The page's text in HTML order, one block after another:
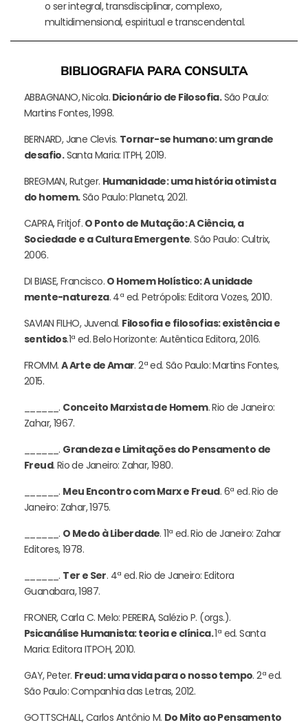
o ser integral, transdisciplinar, complexo,
multidimensional, espiritual e transcendental.
BIBLIOGRAFIA PARA CONSULTA
ABBAGNANO, Nicola. Dicionário de Filosofia.São Paulo:
Martins Fontes, 1998.
BERNARD, Jane Clevis. Tornar-se humano: um grande
desafio.Santa Maria: ITPH, 2019.
BREGMAN, Rutger. Humanidade: uma história otimista
do homem.São Paulo: Planeta, 2021.
CAPRA, Fritjof. O Ponto de Mutação: A Ciência, a
Sociedade e a Cultura Emergente. São Paulo: Cultrix,
2006.
DI BIASE, Francisco. O Homem Holístico: A unidade
mente-natureza. 4ª ed. Petrópolis: Editora Vozes, 2010.
SAVIAN FILHO, Juvenal. Filosofia e filosofias: existência e
sentidos.1ª ed. Belo Horizonte: Autêntica Editora, 2016.
FROMM. A Arte de Amar. 2ª ed. São Paulo: Martins Fontes,
2015.
______. Conceito Marxista de Homem. Rio de Janeiro:
Zahar, 1967.
______. Grandeza e Limitações do Pensamento de
Freud. Rio de Janeiro: Zahar, 1980.
______. Meu Encontro com Marx e Freud. 6ª ed. Rio de
Janeiro: Zahar, 1975.
______. O Medo à Liberdade. 11ª ed. Rio de Janeiro: Zahar
Editores, 1978.
______. Ter e Ser. 4ª ed. Rio de Janeiro: Editora
Guanabara, 1987.
FRONER, Carla C. Melo: PEREIRA, Salézio P. (orgs.).
Psicanálise Humanista: teoria e clínica.1ª ed. Santa
Maria: Editora ITPOH, 2010.
GAY, Peter. Freud: uma vida para o nosso tempo. 2ª ed.
São Paulo: Companhia das Letras, 2012.
GOTTSCHALL, Carlos Antônio M. Do Mito ao Pensamento